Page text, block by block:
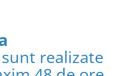
realizate